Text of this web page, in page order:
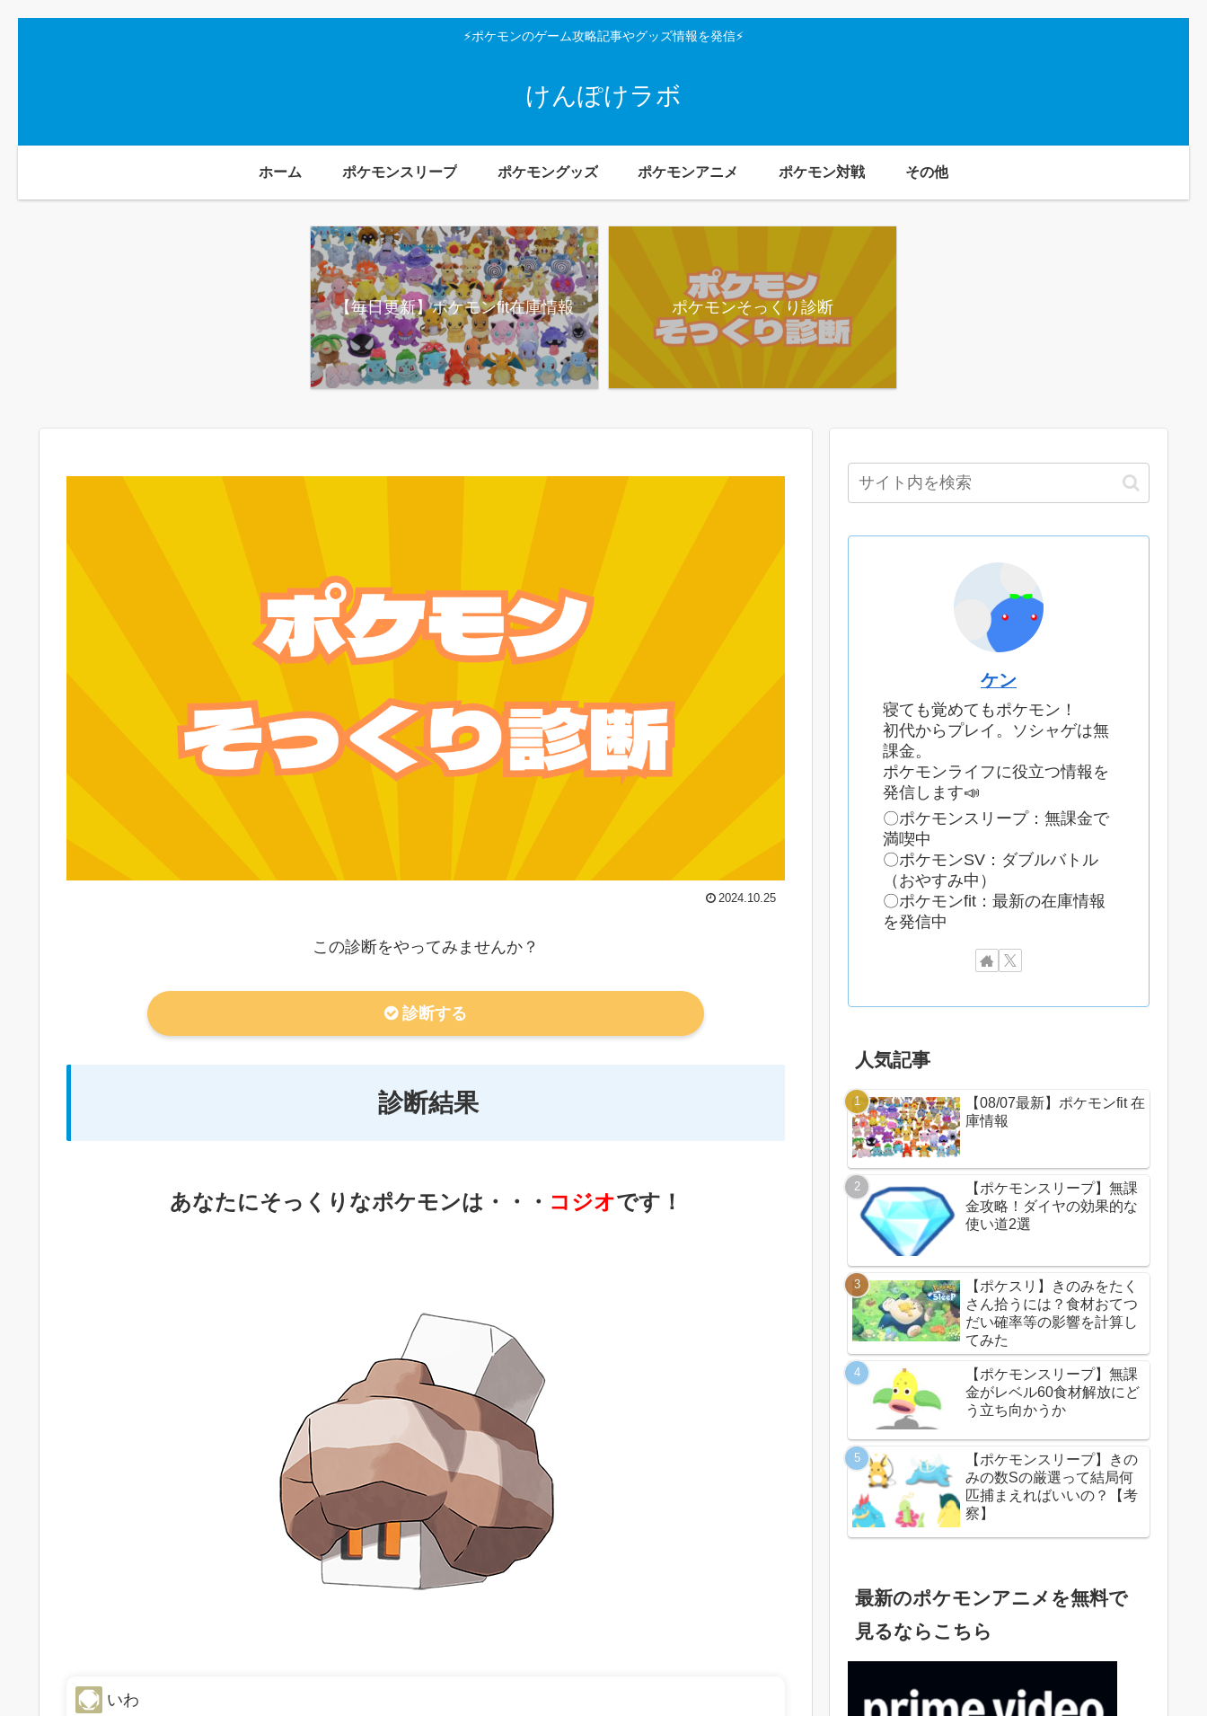
⚡ポケモンのゲーム攻略記事やグッズ情報を発信⚡
けんぽけラボ
ホーム ポケモンスリープ ポケモングッズ ポケモンアニメ ポケモン対戦 その他
【毎日更新】ポケモンfit在庫情報 ポケモンそっくり診断
2024.10.25
この診断をやってみませんか？
診断する
診断結果
あなたにそっくりなポケモンは・・・ コジオです！
いわ
ケン
寝ても覚めてもポケモン！
初代からプレイ。ソシャゲは無
課金。
ポケモンライフに役立つ情報を
発信します📣
〇ポケモンスリープ：無課金で
満喫中
〇ポケモンSV：ダブルバトル
（おやすみ中）
〇ポケモンfit：最新の在庫情報
を発信中
人気記事
【08/07最新】ポケモンfit 在
庫情報
【ポケモンスリープ】無課
金攻略！ダイヤの効果的な
使い道2選
【ポケスリ】きのみをたく
さん拾うには？食材おてつ
だい確率等の影響を計算し
てみた
【ポケモンスリープ】無課
金がレベル60食材解放にど
う立ち向かうか
【ポケモンスリープ】きの
みの数Sの厳選って結局何
匹捕まえればいいの？【考
察】
最新のポケモンアニメを無料で
見るならこちら